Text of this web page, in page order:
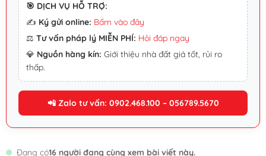
🎯 DỊCH VỤ HỖ TRỢ:
✍️ Ký gửi online: Bấm vào đây
⚖️ Tư vấn pháp lý MIỄN PHÍ: Hỏi đáp ngay
💎 Nguồn hàng kín: Giới thiệu nhà đất giá tốt, rủi ro
thấp.
📲 Zalo tư vấn: 0902.468.100 – 056789.5670
Đang có16 người đang cùng xem bài viết này.